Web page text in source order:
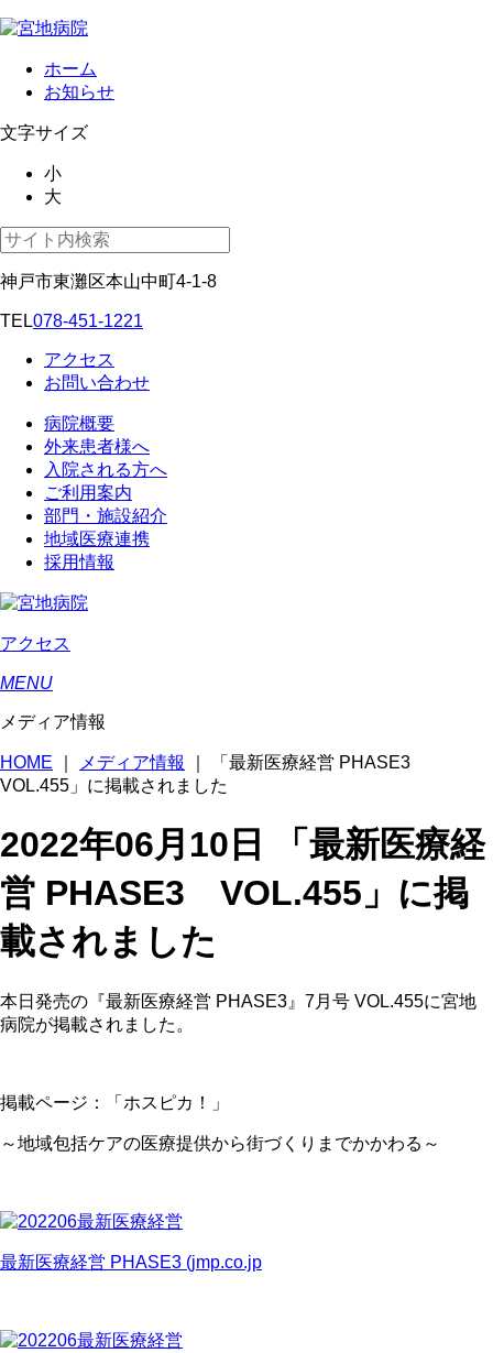
ホーム
お知らせ
文字サイズ
小
大
神戸市東灘区本山中町4-1-8
TEL078-451-1221
アクセス
お問い合わせ
病院概要
外来患者様へ
入院される方へ
ご利用案内
部門・施設紹介
地域医療連携
採用情報
アクセス
MENU
メディア情報
HOME メディア情報
「最新医療経営 PHASE3
VOL.455」に掲載されました
2022年06月10日
「最新医療経
営 PHASE3 VOL.455」に掲
載されました
本日発売の『最新医療経営 PHASE3』7月号 VOL.455に宮地
病院が掲載されました。
掲載ページ：「ホスピカ！」
～地域包括ケアの医療提供から街づくりまでかかわる～
最新医療経営 PHASE3 (jmp.co.jp